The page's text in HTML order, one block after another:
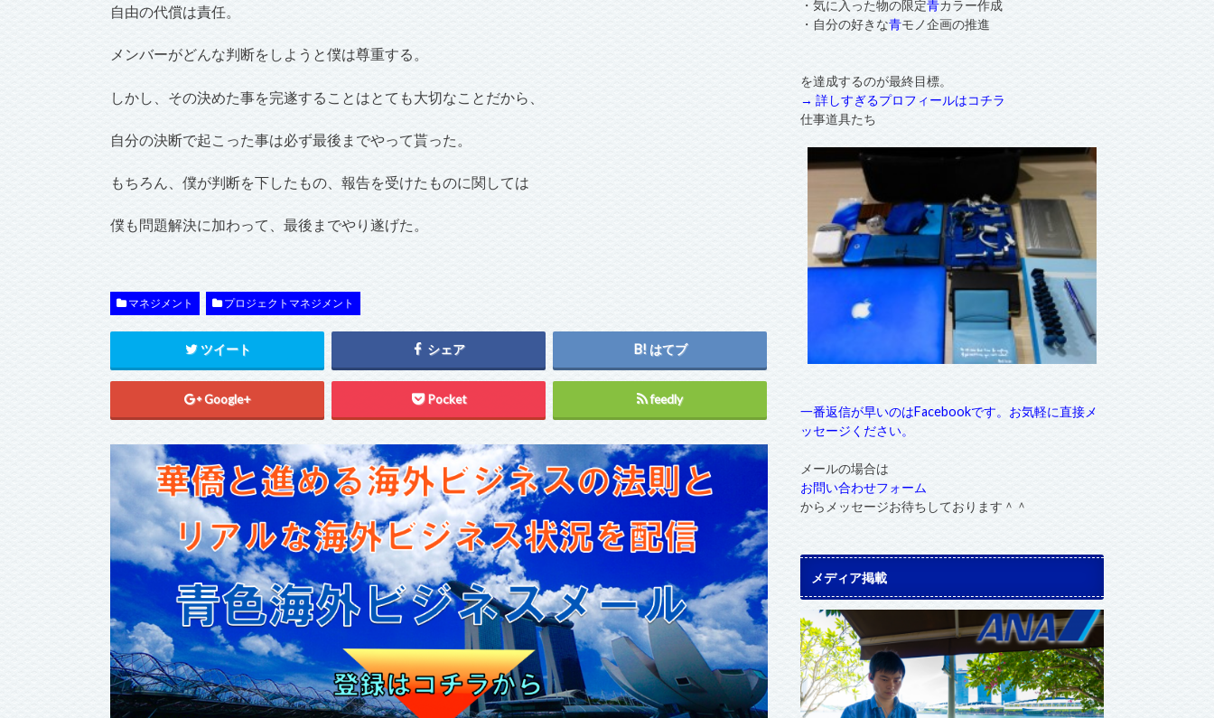
自由の代償は責任。
メンバーがどんな判断をしようと僕は尊重する。
しかし、その決めた事を完遂することはとても大切なことだから、
自分の決断で起こった事は必ず最後までやって貰った。
もちろん、僕が判断を下したもの、報告を受けたものに関しては
僕も問題解決に加わって、最後までやり遂げた。
マネジメント プロジェクトマネジメント
ツイート シェア はてブ
Google+ Pocket feedly
・気に入った物の限定青カラー作成
・自分の好きな青モノ企画の推進
を達成するのが最終目標。
→ 詳しすぎるプロフィールはコチラ
仕事道具たち
一番返信が早いのはFacebookです。お気軽に直接メ
ッセージください。
メールの場合は
お問い合わせフォーム
からメッセージお待ちしております＾＾
メディア掲載